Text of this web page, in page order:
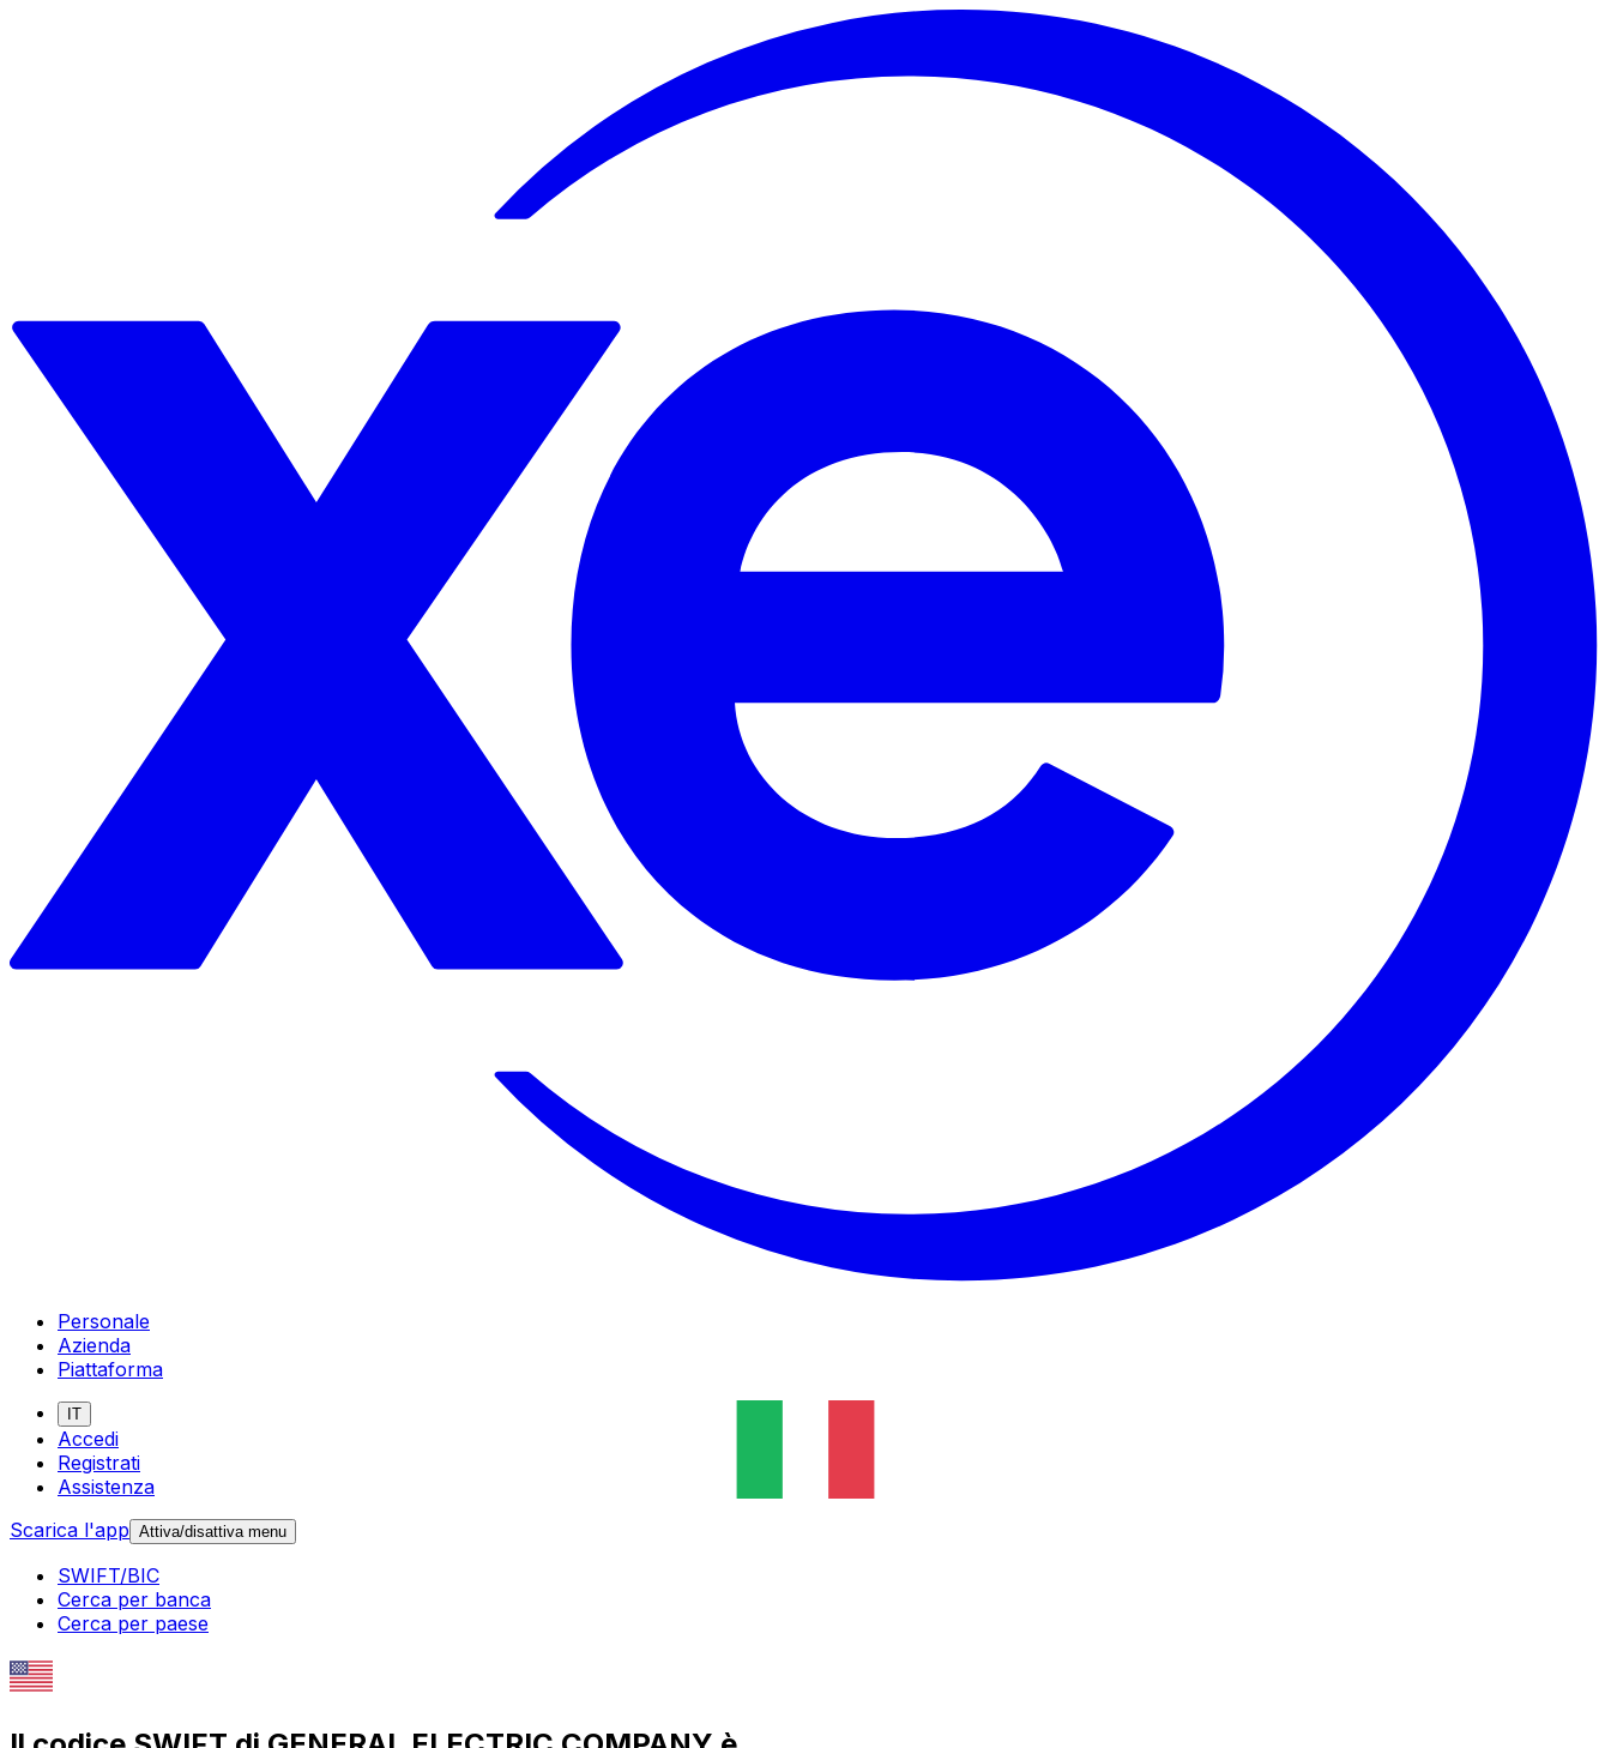
Personale
Azienda
Piattaforma
IT
Accedi
Registrati
Assistenza
Scarica l'app Attiva/disattiva menu
SWIFT/BIC
Cerca per banca
Cerca per paese